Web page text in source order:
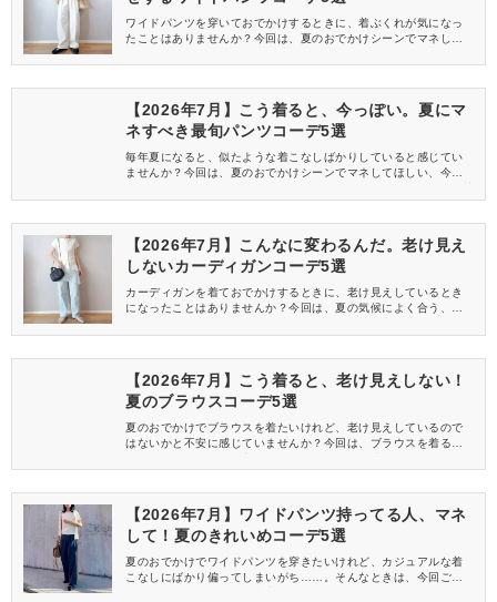
ワイドパンツを穿いておでかけするときに、着ぶくれが気になっ
たことはありませんか？今回は、夏のおでかけシーンでマネして
【2026年7月】こう着ると、今っぽい。夏にマ
ネすべき最旬パンツコーデ5選
毎年夏になると、似たような着こなしばかりしていると感じてい
ませんか？今回は、夏のおでかけシーンでマネしてほしい、今っ
適に過ごせるのもポイントですよ♪
【2026年7月】こんなに変わるんだ。老け見え
しないカーディガンコーデ5選
カーディガンを着ておでかけするときに、老け見えしているとき
になったことはありませんか？今回は、夏の気候によく合う、カ
しゃれな着こなしばかりなので、要チェックですよ♪
【2026年7月】こう着ると、老け見えしない！
夏のブラウスコーデ5選
夏のおでかけでブラウスを着たいけれど、老け見えしているので
はないかと不安に感じていませんか？今回は、ブラウスを着ると
【2026年7月】ワイドパンツ持ってる人、マネ
して！夏のきれいめコーデ5選
夏のおでかけでワイドパンツを穿きたいけれど、カジュアルな着
こなしにばかり偏ってしまいがち……。そんなときは、今回ご紹